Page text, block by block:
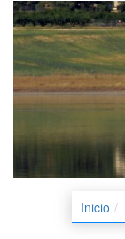
Inicio